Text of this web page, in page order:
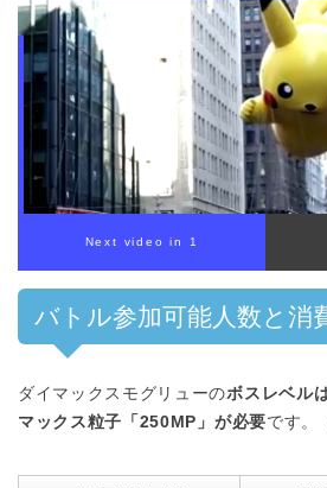
00:00 /01:00
バトル参加可能人数と消
ダイマックスモグリューのボスレベル
マックス粒子「250MP」が必要です。